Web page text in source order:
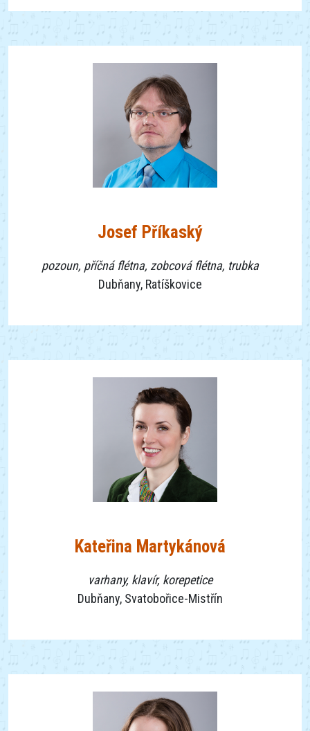
Josef Příkaský
pozoun, příčná flétna, zobcová flétna, trubka
Dubňany, Ratíškovice
Kateřina Martykánová
varhany, klavír, korepetice
Dubňany, Svatobořice-Mistřín